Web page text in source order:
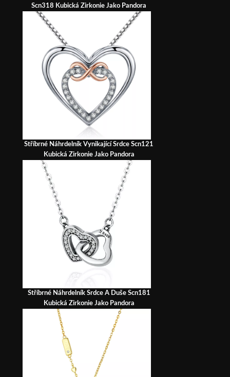
Scn318 Kubická Zirkonie Jako Pandora
Stříbrné Náhrdelník Vynikající Srdce Scn121
Kubická Zirkonie Jako Pandora
Stříbrné Náhrdelník Srdce A Duše Scn181
Kubická Zirkonie Jako Pandora